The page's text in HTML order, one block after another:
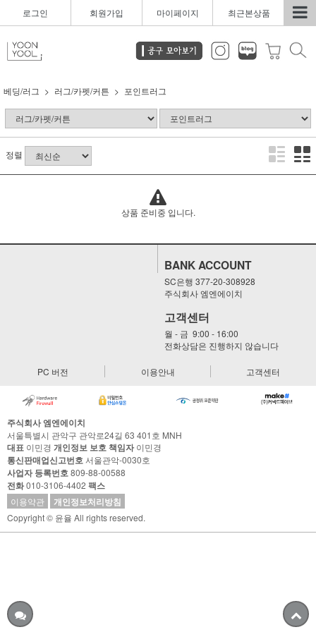
로그인 회원가입 마이페이지 최근본상품
베딩/러그 러그/카펫/커튼 포인트러그
정렬
상품 준비중 입니다.
BANK ACCOUNT
SC은행 377-20-308928
주식회사 엠엔에이치
고객센터
월 - 금 9:00 - 16:00
전화상담은 진행하지 않습니다
PC 버전 이용안내 고객센터
주식회사 엠엔에이치
서울특별시 관악구 관악로24길 63 401호 MNH
대표 이민경 개인정보 보호 책임자이민경
통신판매업신고번호 서울관악-0030호
사업자 등록번호809-88-00588
전화010-3106-4402 팩스
이용약관 개인정보처리방침
Copyright © 윤율 All rights reserved.